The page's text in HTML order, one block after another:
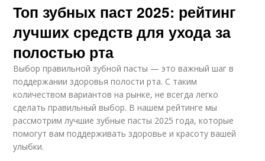
Топ зубных паст 2025: рейтинг
лучших средств для ухода за
полостью рта
Выбор правильной зубной пасты — это важный шаг в
поддержании здоровья полости рта. С таким
количеством вариантов на рынке, не всегда легко
сделать правильный выбор. В нашем рейтинге мы
рассмотрим лучшие зубные пасты 2025 года, которые
помогут вам поддерживать здоровье и красоту вашей
улыбки.